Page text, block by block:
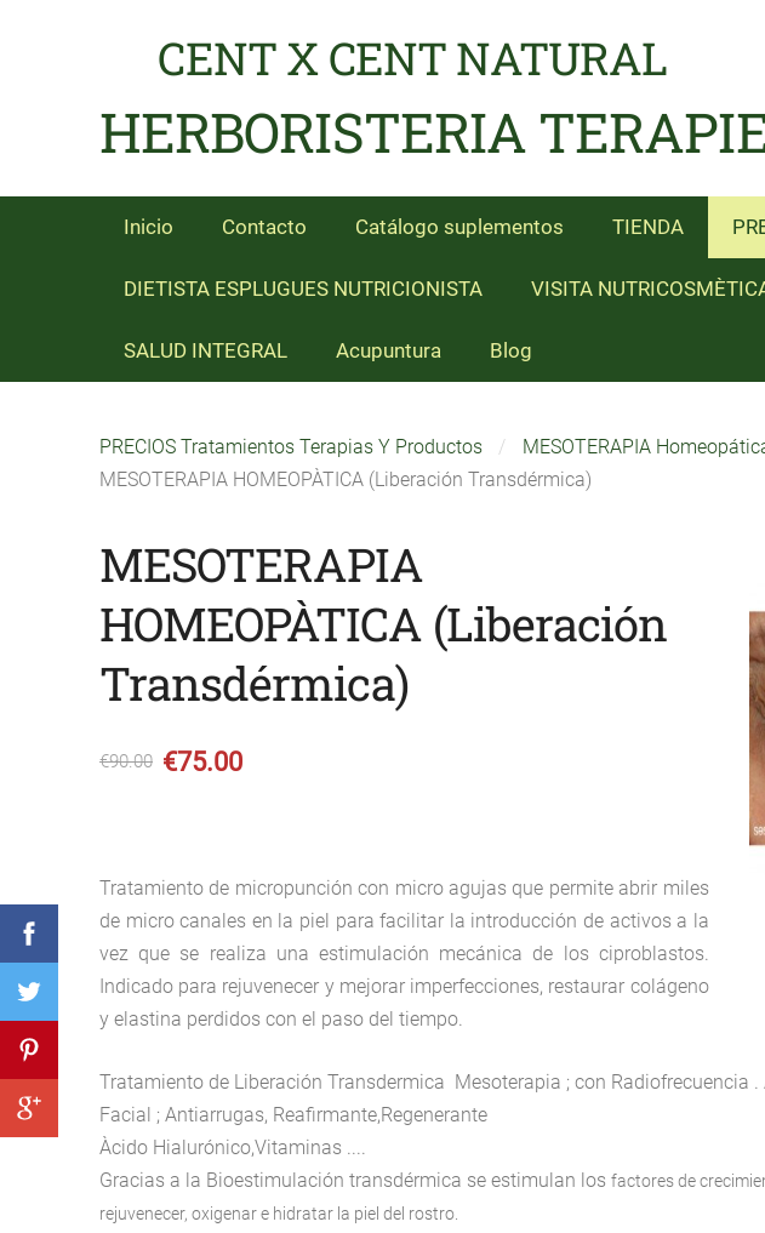
CENT X CENT NATURAL
HERBORISTERIA
Inicio Contacto Catálogo suplementos TIENDA
DIETISTA ESPLUGUES NUTRICIONISTA VISITA
SALUD INTEGRAL Acupuntura Blog
PRECIOS Tratamientos Terapias Y Productos
MESOTERAPIA
MESOTERAPIA HOMEOPÀTICA (Liberación Transdérmica)
MESOTERAPIA
HOMEOPÀTICA (Liberación
Transdérmica)
€90.00 €75.00
Tratamiento de micropunción con micro agujas que permite abrir miles
de micro canales en la piel para facilitar la introducción de activos a la
vez que se realiza una estimulación mecánica de los ciproblastos.
Indicado para rejuvenecer y mejorar imperfecciones, restaurar colágeno
y elastina perdidos con el paso del tiempo.
Tratamiento de Liberación Transdermica Mesoterapia ; con Radiofrecuencia .
Facial ; Antiarrugas, Reafirmante,Regenerante
Àcido Hialurónico,Vitaminas ....
Gracias a la Bioestimulación transdérmica se estimulan los factores de
rejuvenecer, oxigenar e hidratar la piel del rostro.